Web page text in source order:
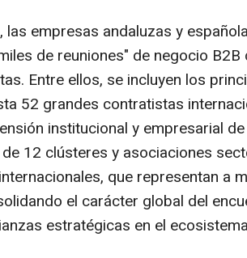
las empresas andaluzas y
de reuniones" de negocio
Entre ellos, se incluyen los
52 grandes contratistas
institucional y empresarial
12 clústeres y asociaciones
que representan a
el carácter global del
estratégicas en el